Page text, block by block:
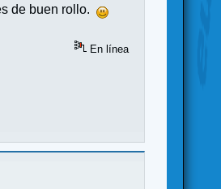
de buen rollo.
En línea